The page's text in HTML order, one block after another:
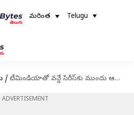
మరింత Telugu
/ టీమిండియాతో వన్డే సిరీస్‌కు ముందు ఆస్ట్రేలియాకు బిగ్ షాక్
ADVERTISEMENT